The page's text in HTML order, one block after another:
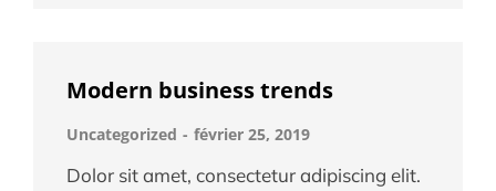
Modern business trends
Uncategorized février 25, 2019
Dolor sit amet, consectetur adipiscing elit.